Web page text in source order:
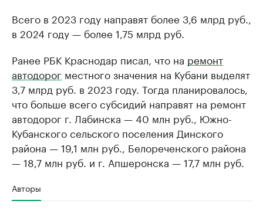
Всего в 2023 году направят более 3,6 млрд руб.,
в 2024 году — более 1,75 млрд руб.
Ранее РБК Краснодар писал, что на ремонт
автодорог местного значения на Кубани выделят
3,7 млрд руб. в 2023 году. Тогда планировалось,
что больше всего субсидий направят на ремонт
автодорог г. Лабинска — 40 млн руб., Южно-
Кубанского сельского поселения Динского
района — 19,1 млн руб., Белореченского района
— 18,7 млн руб. и г. Апшеронска — 17,7 млн руб.
Авторы